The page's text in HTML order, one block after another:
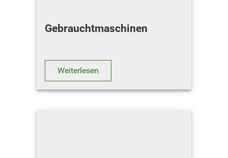
Gebrauchtmaschinen
Weiterlesen